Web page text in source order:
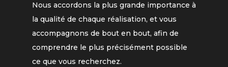
Nous accordons la plus grande importance à
la qualité de chaque réalisation, et vous
accompagnons de bout en bout, afin de
comprendre le plus précisément possible
ce que vous recherchez.